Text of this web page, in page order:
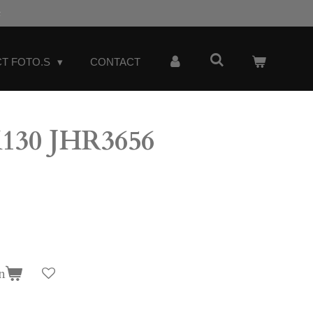
FOTO.S CONTACT
JHR3656